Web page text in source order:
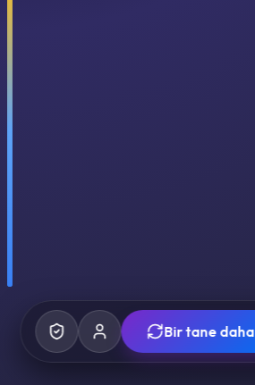
Bir tane daha